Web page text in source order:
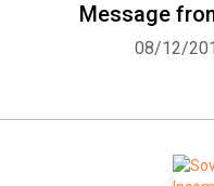
Message
08/12/